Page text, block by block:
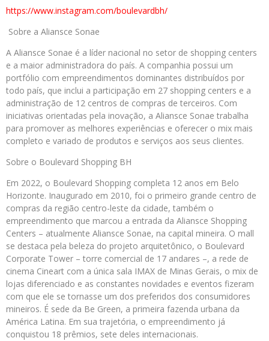
https://www.instagram.com/boulevardbh/
Sobre a Aliansce Sonae
A Aliansce Sonae é a líder nacional no setor de shopping centers
e a maior administradora do país. A companhia possui um
portfólio com empreendimentos dominantes distribuídos por
todo país, que inclui a participação em 27 shopping centers e a
administração de 12 centros de compras de terceiros. Com
iniciativas orientadas pela inovação, a Aliansce Sonae trabalha
para promover as melhores experiências e oferecer o mix mais
completo e variado de produtos e serviços aos seus clientes.
Sobre o Boulevard Shopping BH
Em 2022, o Boulevard Shopping completa 12 anos em Belo
Horizonte. Inaugurado em 2010, foi o primeiro grande centro de
compras da região centro-leste da cidade, também o
empreendimento que marcou a entrada da Aliansce Shopping
Centers – atualmente Aliansce Sonae, na capital mineira. O mall
se destaca pela beleza do projeto arquitetônico, o Boulevard
Corporate Tower – torre comercial de 17 andares –, a rede de
cinema Cineart com a única sala IMAX de Minas Gerais, o mix de
lojas diferenciado e as constantes novidades e eventos fizeram
com que ele se tornasse um dos preferidos dos consumidores
mineiros. É sede da Be Green, a primeira fazenda urbana da
América Latina. Em sua trajetória, o empreendimento já
conquistou 18 prêmios, sete deles internacionais.